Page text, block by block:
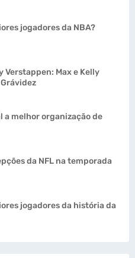
jogadores da NBA?
Verstappen: Max e Kelly
a melhor organização de
da NFL na temporada
jogadores da história da